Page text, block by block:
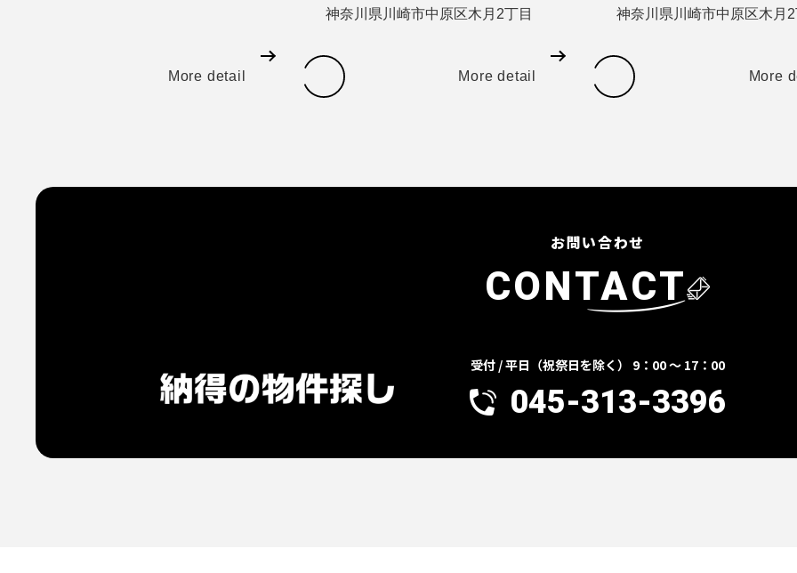
More detail
神奈川県川崎市中原区木月2丁目
More detail
神奈川県川崎市中原区木月2
More
お問い合わせ
CONTACT
受付 / 平日（祝祭日を除く） 9：00 ～ 17：00
045-313-3396